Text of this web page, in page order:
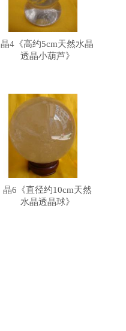
​晶4《高约5cm天然水晶
透晶小葫芦》
晶6《直径约10cm天然
水晶透晶球》